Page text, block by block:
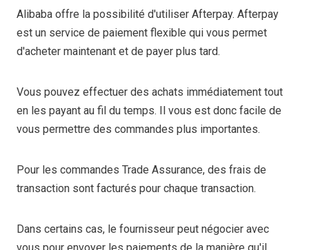
Alibaba offre la possibilité d'utiliser Afterpay. Afterpay
est un service de paiement flexible qui vous permet
d'acheter maintenant et de payer plus tard.
Vous pouvez effectuer des achats immédiatement tout
en les payant au fil du temps. Il vous est donc facile de
vous permettre des commandes plus importantes.
Pour les commandes Trade Assurance, des frais de
transaction sont facturés pour chaque transaction.
Dans certains cas, le fournisseur peut négocier avec